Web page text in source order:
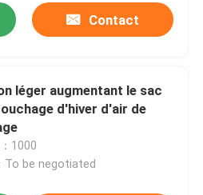
Contact
léger augmentant le sac
d'hiver d'air de
1000
To be negotiated